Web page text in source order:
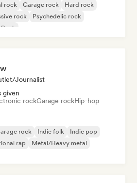
rock Garage rock
Hard rock
rock
Psychedelic rock
Journalist
given
rockGarage rockHip-hop
rock Indie folk
Indie pop
rap
Metal/Heavy metal